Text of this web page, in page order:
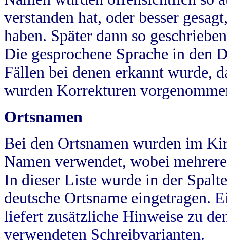
verstanden hat, oder besser
haben. Später dann so
Die gesprochene Sprache in
Fällen bei denen erkannt wurde,
wurden Korrekturen
Ortsnamen
Bei den Ortsnamen wurden im
Namen verwendet, wobei
In dieser Liste wurde in der
deutsche Ortsname eingetragen.
liefert zusätzliche Hinweise zu
verwendeten Schreibvarianten.